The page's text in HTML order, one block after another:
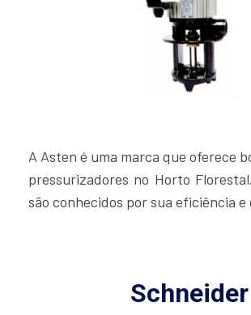
A Asten é uma marca que oferece
pressurizadores no Horto
são conhecidos por sua eficiência
Schneider